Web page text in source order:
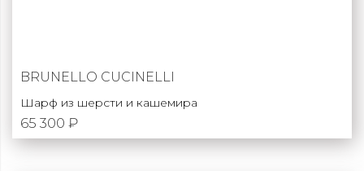
BRUNELLO CUCINELLI
Шарф из шерсти и кашемира
65 300 ₽